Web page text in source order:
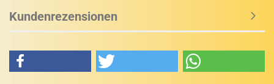
Kundenrezensionen